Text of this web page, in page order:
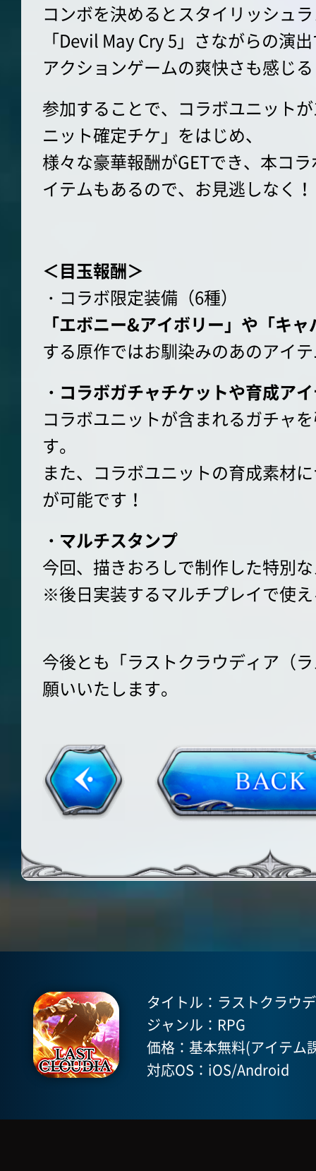
コンボを決めるとスタイリッシュ
「Devil May Cry 5」さながらの演
アクションゲームの爽快さも感じ
参加することで、コラボユニット
ニット確定チケ」をはじめ、
様々な豪華報酬がGETでき、本コ
イテムもあるので、お見逃しなく
＜目玉報酬＞
・コラボ限定装備（6種）
「エボニー&アイボリー」や「キ
する原作ではお馴染みのあのアイ
・コラボガチャチケットや育成ア
コラボユニットが含まれるガチャ
す。
また、コラボユニットの育成素材
が可能です！
・マルチスタンプ
今回、描きおろしで制作した特別
※後日実装するマルチプレイで使
今後とも「ラストクラウディア（
願いいたします。
タイトル：ラストクラウ
ジャンル：RPG
価格：基本無料(アイテム
対応OS：iOS/Android